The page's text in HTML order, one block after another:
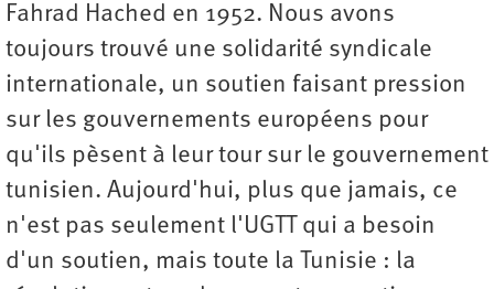
Fahrad Hached en 1952. Nous avons
toujours trouvé une solidarité syndicale
internationale, un soutien faisant pression
sur les gouvernements européens pour
qu'ils pèsent à leur tour sur le gouvernement
tunisien. Aujourd'hui, plus que jamais, ce
n'est pas seulement l'UGTT qui a besoin
d'un soutien, mais toute la Tunisie : la